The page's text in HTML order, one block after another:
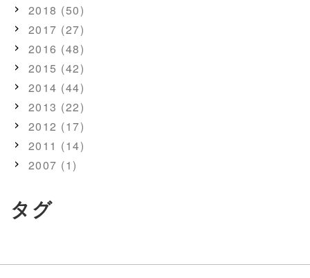
2018 (50)
2017 (27)
2016 (48)
2015 (42)
2014 (44)
2013 (22)
2012 (17)
2011 (14)
2007 (1)
タグ